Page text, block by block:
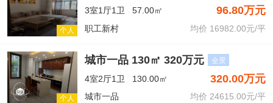
个人
3室1厅1卫 57.00㎡ 96.80万元
职工新村 均价 16982.00元/平
个人
城市一品 130㎡ 320万元 全景
4室2厅1卫 130.00㎡ 320.00万元
城市一品 均价 24615.00元/平